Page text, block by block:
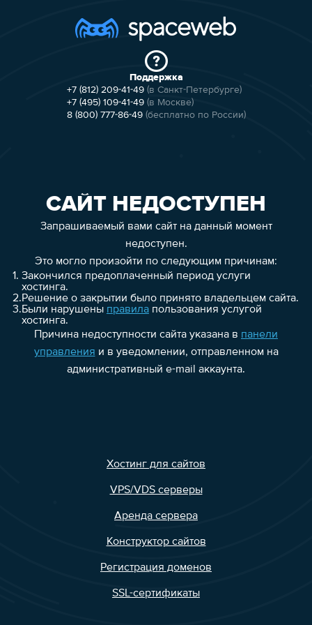
Поддержка
+7 (812) 209-41-49 (в Санкт-Петербурге)
+7 (495) 109-41-49 (в Москве)
8 (800) 777-86-49 (бесплатно по России)
САЙТ НЕДОСТУПЕН
Запрашиваемый вами сайт на данный момент
недоступен.
Это могло произойти по следующим причинам:
1. Закончился предоплаченный период услуги
хостинга.
2.Решение о закрытии было принято владельцем сайта.
3.Были нарушены правилапользования услугой
хостинга.
Причина недоступности сайта указана в панели
управления и в уведомлении, отправленном на
административный e-mail аккаунта.
Хостинг для сайтов
VPS/VDS серверы
Аренда сервера
Конструктор сайтов
Регистрация доменов
SSL-сертификаты